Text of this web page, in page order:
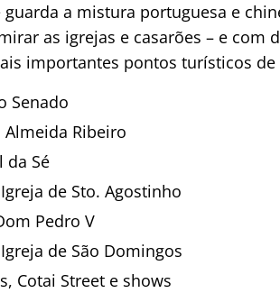
guarda a mistura portuguesa e
as igrejas e casarões – e
importantes pontos turísticos
Senado
Almeida Ribeiro
da Sé
de Sto. Agostinho
Pedro V
de São Domingos
Cotai Street e shows